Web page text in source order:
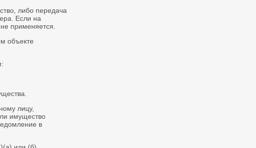
либо передача
Если на
применяется.
объекте
лицу,
имущество
в